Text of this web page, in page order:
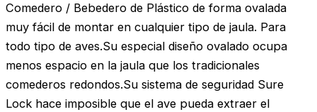
Comedero / Bebedero de Plástico de forma ovalada
muy fácil de montar en cualquier tipo de jaula. Para
todo tipo de aves.Su especial diseño ovalado ocupa
menos espacio en la jaula que los tradicionales
comederos redondos.Su sistema de seguridad Sure
Lock hace imposible que el ave pueda extraer el